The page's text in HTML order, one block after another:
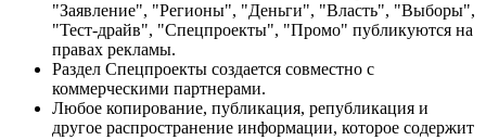
"Заявление", "Регионы", "Деньги", "Власть", "Выборы",
"Тест-драйв", "Спецпроекты", "Промо" публикуются на
правах рекламы.
Раздел Спецпроекты создается совместно с
коммерческими партнерами.
Любое копирование, публикация, републикация и
другое распространение информации, которое содержит